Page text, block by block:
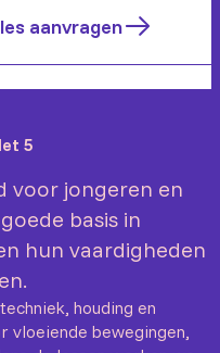
aanvragen
5
voor jongeren en
basis in
hun vaardigheden
houding en
vloeiende bewegingen,